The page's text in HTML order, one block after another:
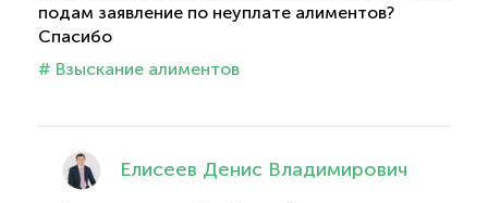
подам заявление по неуплате алиментов?
Спасибо
# Взыскание алиментов
Елисеев Денис Владимирович